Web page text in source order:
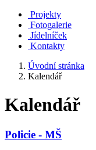
Projekty
Fotogalerie
Jídelníček
Kontakty
Úvodní stránka
Kalendář
Kalendář
Policie - MŠ